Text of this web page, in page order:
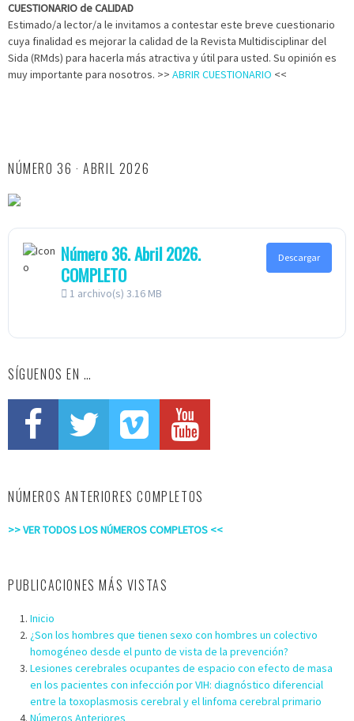
CUESTIONARIO de CALIDAD
Estimado/a lector/a le invitamos a contestar este breve cuestionario
cuya finalidad es mejorar la calidad de la Revista Multidisciplinar del
Sida (RMds) para hacerla más atractiva y útil para usted. Su opinión es
muy importante para nosotros. >> ABRIR CUESTIONARIO <<
NÚMERO 36 · ABRIL 2026
Número 36. Abril 2026.
COMPLETO
1 archivo(s) 3.16 MB
Descargar
SÍGUENOS EN …
NÚMEROS ANTERIORES COMPLETOS
>> VER TODOS LOS NÚMEROS COMPLETOS <<
PUBLICACIONES MÁS VISTAS
Inicio
¿Son los hombres que tienen sexo con hombres un colectivo
homogéneo desde el punto de vista de la prevención?
Lesiones cerebrales ocupantes de espacio con efecto de masa
en los pacientes con infección por VIH: diagnóstico diferencial
entre la toxoplasmosis cerebral y el linfoma cerebral primario
Números Anteriores